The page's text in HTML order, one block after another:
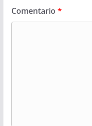
Comentario *